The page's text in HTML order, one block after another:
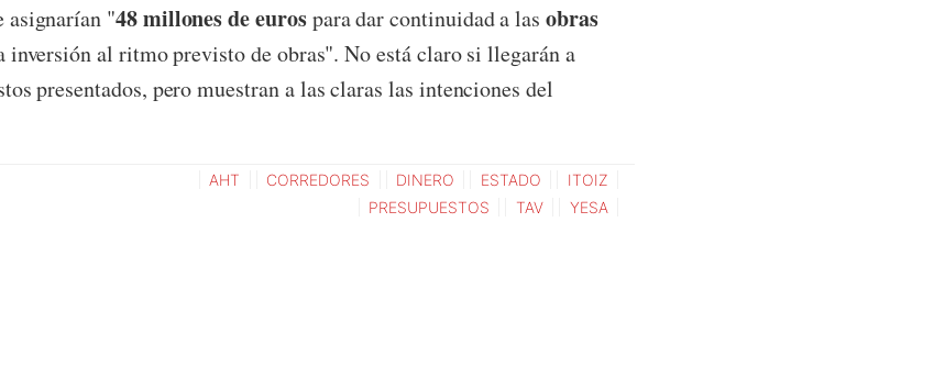
asignarían "48 millones de eurospara dar continuidad a lasobras
inversión al ritmo previsto de obras". No está claro si llegarán a
presentados, pero muestran a las claras las intenciones del
AHT CORREDORES DINERO ESTADO
ITOIZ
PRESUPUESTOS
TAV YESA